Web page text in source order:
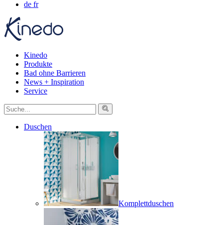
de fr
Kinedo
Produkte
Bad ohne Barrieren
News + Inspiration
Service
Duschen
Komplettduschen